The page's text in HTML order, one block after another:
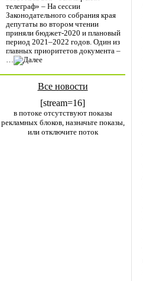
телеграф» – На сессии
Законодательного собрания края
депутаты во втором чтении
приняли бюджет-2020 и плановый
период 2021–2022 годов. Один из
главных приоритетов документа –
…
Все новости
[stream=16]
в потоке отсутствуют показы
рекламных блоков, назначьте показы,
или отключите поток